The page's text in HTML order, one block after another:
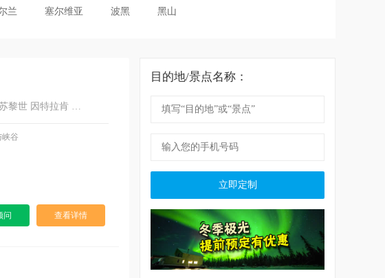
兰 塞尔维亚 波黑 黑山
目的地：巴黎 瑞士 苏黎世 因特拉肯 卢塞恩
谷
问 查看详情
目的地/景点名称：
立即定制